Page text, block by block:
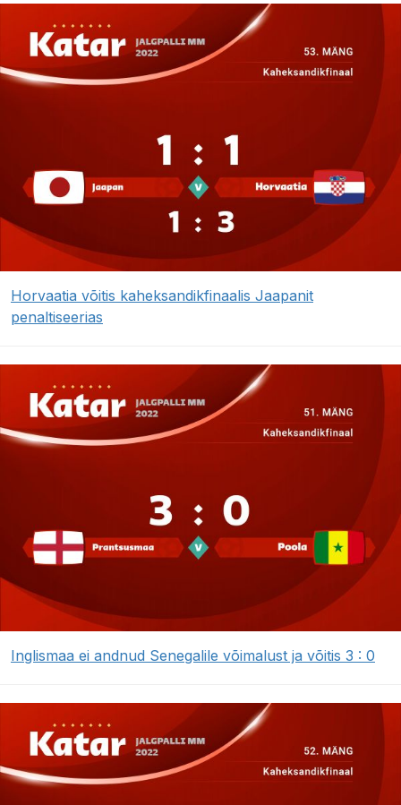
Horvaatia võitis kaheksandikfinaalis Jaapanit
penaltiseerias
Inglismaa ei andnud Senegalile võimalust ja võitis 3 : 0